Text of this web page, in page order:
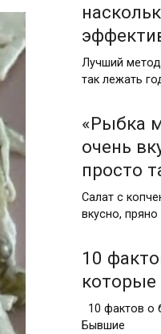
Лучший
так лежать
«Рыбка
очень
просто
Салат с
вкусно,
10
которые
10 фактов о
Бывшие